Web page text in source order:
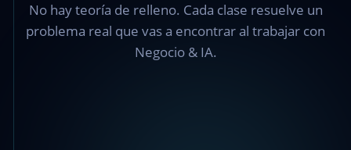
No hay teoría de relleno. Cada clase resuelve un
problema real que vas a encontrar al trabajar con
Negocio & IA.